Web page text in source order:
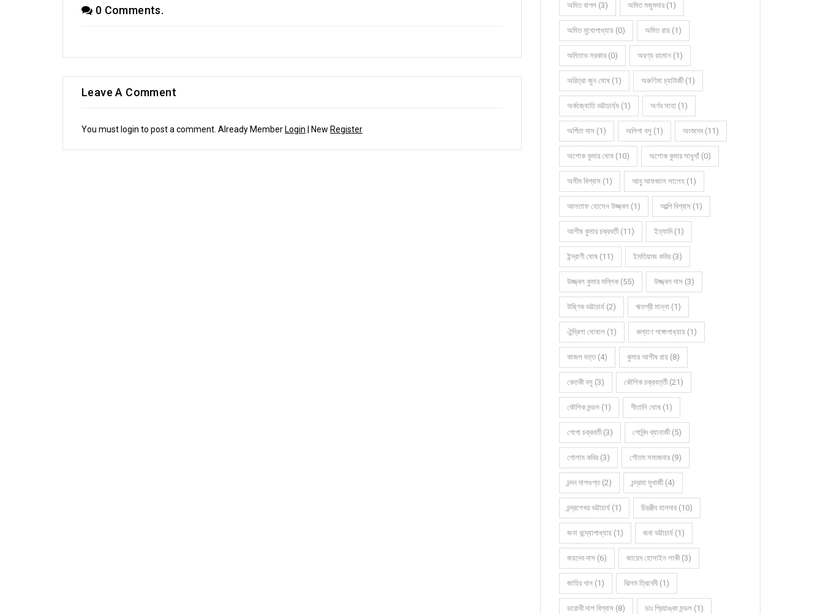
0 Comments.
Leave A Comment
You must login to post a comment. Already Member Login | New Register
অমিত বাগল (3) অমিত মজুমদার (1)
অমিত মুখোপাধ্যায় (0) অমিত রায় (1)
অমিতাভ সরকার (0) অরণ্য রহমান (1)
অরিত্রা জুন ঘোষ (1) অরুণিমা চ্যাটার্জী (1)
অর্কজ্যোতি ভট্টাচার্য্য (1) অর্ণব সাহা (1)
অর্পিতা দাস (1) অলিপা বসু (1) অংশুদেব (11)
অশোক কুমার ঘোষ (10) অশোক কুমার সাধুখাঁ (0)
অসীম বিশ্বাস (1) আবু আফজাল সালেহ (1)
আলতাফ হোসেন উজ্জ্বল (1) আল্পি বিশ্বাস (1)
আশীষ কুমার চক্রবর্তী (11) ইত্যাদি (1)
ইন্দ্রাণী ঘোষ (11) ইমতিয়াজ কবির (3)
উজ্জ্বল কুমার মল্লিক (55) উজ্জ্বল দাস (3)
উষ্ণিক ভট্টাচার্য (2) ঋতশ্রী মান্না (1)
ঐন্দ্রিলা ঘোষাল (1) কল্যাণ গঙ্গোপাধ্যায় (1)
কাজল দত্ত (4) কুমার আশীষ রায় (8)
কেতকী বসু (3) কৌশিক চক্রবর্ত্তী (21)
কৌশিক মন্ডল (1) গীতালি ঘোষ (1)
গোপা চক্রবর্তী (3) গোবিন্দ ব্যানার্জী (5)
গোলাম কবির (3) গৌতম সমাজদার (9)
চন্দন দাশগুপ্ত (2) চন্দ্রমা মুখার্জী (4)
চন্দ্রশেখর ভট্টাচার্য (1) চিরঞ্জীব হালদার (10)
জনা বন্দ্যোপাধ্যায় (1) জবা ভট্টাচার্য (1)
জয়দেব দাস (6) জায়েদ হোসাইন লাকী (3)
জাহির খান (1) ঝিলম ত্রিবেদী (1)
ডরোথী দাশ বিশ্বাস (8) ডাঃ প্রিয়াঙ্কা মন্ডল (1)